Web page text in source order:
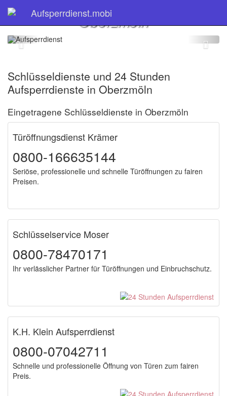
Aufsperrdienst.mobi
Schlüsseldienst
Oberzmöln
Schlüsseldienste und 24 Stunden
Aufsperrdienste in Oberzmöln
Eingetragene Schlüsseldienste in Oberzmöln
Türöffnungsdienst Krämer
0800-166635144
Seriöse, professionelle und schnelle Türöffnungen zu fairen
Preisen.
Schlüsselservice Moser
0800-78470171
Ihr verlässlicher Partner für Türöffnungen und Einbruchschutz.
K.H. Klein Aufsperrdienst
0800-07042711
Schnelle und professionelle Öffnung von Türen zum fairen
Preis.